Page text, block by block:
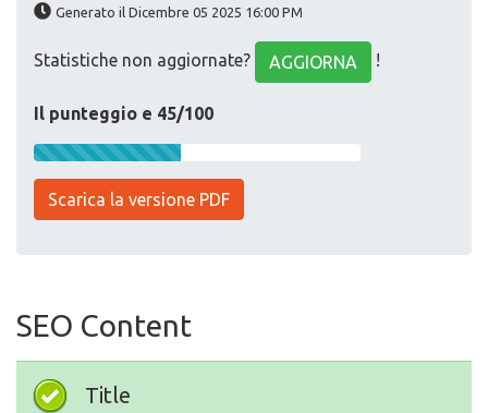
Generato il Dicembre 05 2025 16:00 PM
Statistiche non aggiornate? AGGIORNA !
Il punteggio e 45/100
Scarica la versione PDF
SEO Content
Title